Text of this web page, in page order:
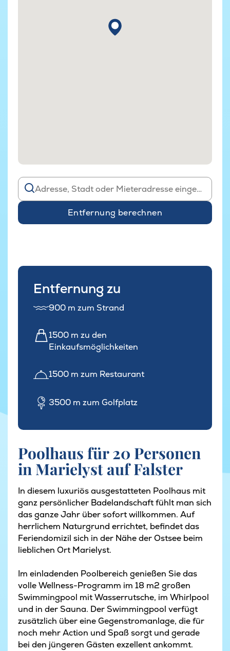
Entfernung berechnen
Entfernung zu
900 m zum Strand
1500 m zu den
Einkaufsmöglichkeiten
1500 m zum Restaurant
3500 m zum Golfplatz
Poolhaus für 20 Personen
in Marielyst auf Falster
In diesem luxuriös ausgestatteten Poolhaus mit
ganz persönlicher Badelandschaft fühlt man sich
das ganze Jahr über sofort willkommen. Auf
herrlichem Naturgrund errichtet, befindet das
Feriendomizil sich in der Nähe der Ostsee beim
lieblichen Ort Marielyst.
Im einladenden Poolbereich genießen Sie das
volle Wellness-Programm im 18 m2 großen
Swimmingpool mit Wasserrutsche, im Whirlpool
und in der Sauna. Der Swimmingpool verfügt
zusätzlich über eine Gegenstromanlage, die für
noch mehr Action und Spaß sorgt und gerade
bei den jüngeren Gästen exzellent ankommt.